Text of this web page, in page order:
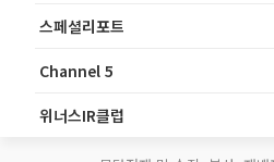
스페셜리포트
Channel 5
위너스IR클럽